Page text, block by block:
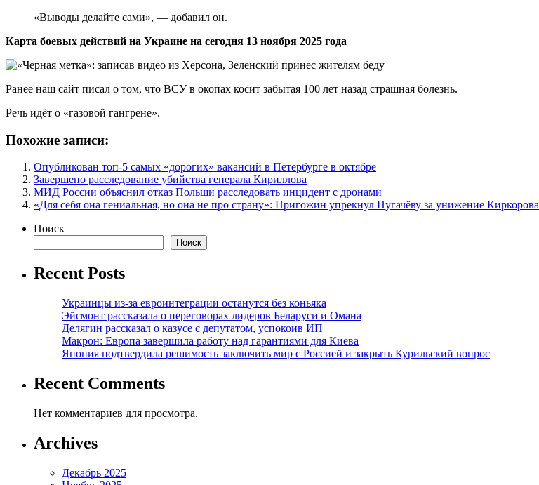
«Выводы делайте сами», — добавил он.
Карта боевых действий на Украине на сегодня 13 ноября 2025 года
Ранее наш сайт писал о том, что ВСУ в окопах косит забытая 100 лет назад страшная болезнь.
Речь идёт о «газовой гангрене».
Похожие записи:
Опубликован топ-5 самых «дорогих» вакансий в Петербурге в октябре
Завершено расследование убийства генерала Кириллова
МИД России объяснил отказ Польши расследовать инцидент с дронами
«Для себя она гениальная, но она не про страну»: Пригожин упрекнул Пугачёву за унижение Киркорова
Поиск
Поиск
Recent Posts
Украинцы из-за евроинтеграции останутся без коньяка
Эйсмонт рассказала о переговорах лидеров Беларуси и Омана
Делягин рассказал о казусе с депутатом, успокоив ИП
Макрон: Европа завершила работу над гарантиями для Киева
Япония подтвердила решимость заключить мир с Россией и закрыть Курильский вопрос
Recent Comments
Нет комментариев для просмотра.
Archives
Декабрь 2025